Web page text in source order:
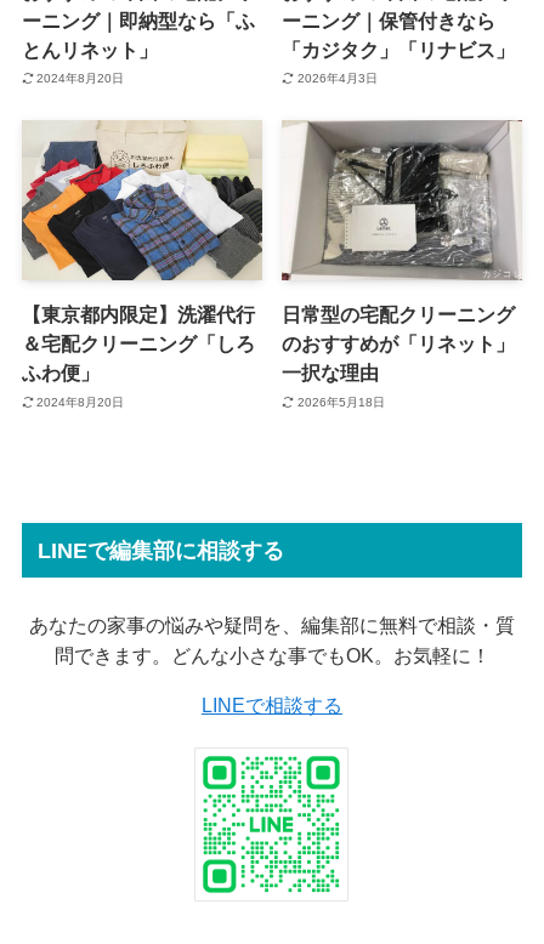
ーニング｜即納型なら「ふ
とんリネット」
2024年8月20日
ーニング｜保管付きなら
「カジタク」「リナビス」
2026年4月3日
【東京都内限定】洗濯代行
＆宅配クリーニング「しろ
ふわ便」
2024年8月20日
日常型の宅配クリーニング
のおすすめが「リネット」
一択な理由
2026年5月18日
LINEで編集部に相談する
あなたの家事の悩みや疑問を、編集部に無料で相談・質
問できます。どんな小さな事でもOK。お気軽に！
LINEで相談する